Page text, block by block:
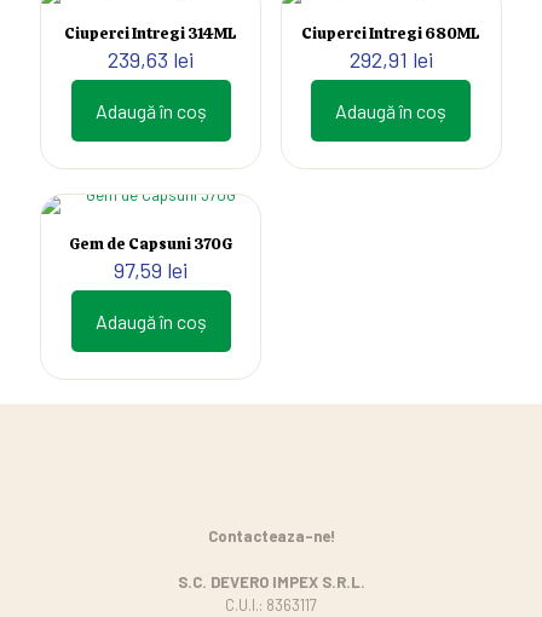
Ciuperci Intregi 314ML
239,63 lei
Adaugă în coș
Ciuperci Intregi 680ML
292,91 lei
Adaugă în coș
Gem de Capsuni 370G
97,59 lei
Adaugă în coș
Contacteaza-ne!
S.C. DEVERO IMPEX S.R.L.
C.U.I.: 8363117